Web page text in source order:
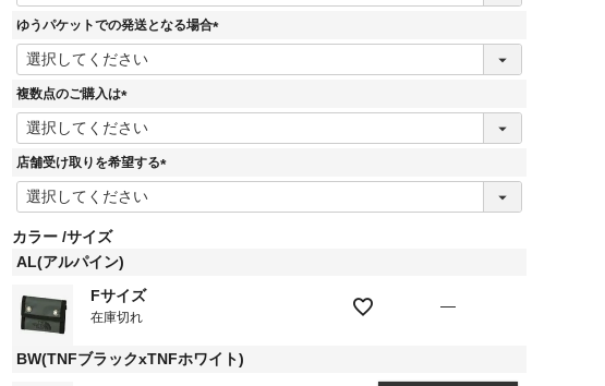
須
ゆうパケットでの発送となる場合
(
複数点のご購入は
(
必
須
店舗受け取りを希望する
(
カラー サイズ
AL(アルパイン)
Fサイズ
在庫切れ
—
BW(TNFブラックxTNFホワイト)